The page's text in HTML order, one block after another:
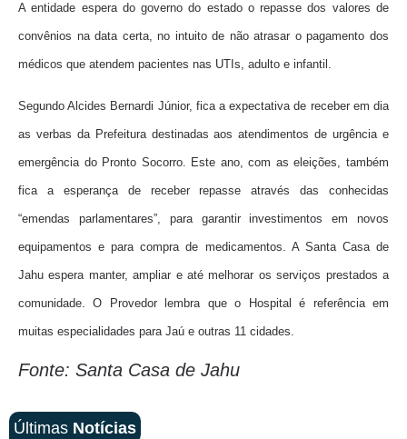
A entidade espera do governo do estado o repasse dos valores de
convênios na data certa, no intuito de não atrasar o pagamento dos
médicos que atendem pacientes nas UTIs, adulto e infantil.
Segundo Alcides Bernardi Júnior, fica a expectativa de receber em dia
as verbas da Prefeitura destinadas aos atendimentos de urgência e
emergência do Pronto Socorro. Este ano, com as eleições, também
fica a esperança de receber repasse através das conhecidas
“emendas parlamentares”, para garantir investimentos em novos
equipamentos e para compra de medicamentos. A Santa Casa de
Jahu espera manter, ampliar e até melhorar os serviços prestados a
comunidade. O Provedor lembra que o Hospital é referência em
muitas especialidades para Jaú e outras 11 cidades.
Fonte: Santa Casa de Jahu
Últimas Notícias